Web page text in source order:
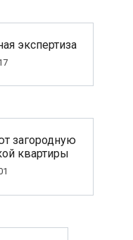
экспертиза
загородную
квартиры